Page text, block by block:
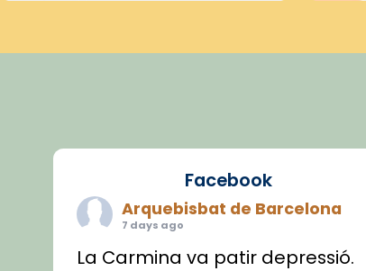
Facebook
Arquebisbat de Barcelona
7 days ago
La Carmina va patir depressió.